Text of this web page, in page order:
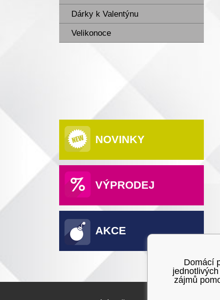
Dárky k Valentýnu
Velikonoce
NOVINKY
VÝPRODEJ
AKCE
Domácí
zájmů